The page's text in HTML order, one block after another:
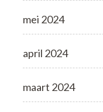
mei 2024
april 2024
maart 2024